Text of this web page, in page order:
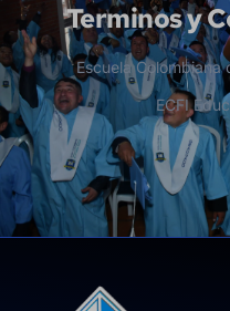
Terminos y
Escuela Colombiana
ECFI